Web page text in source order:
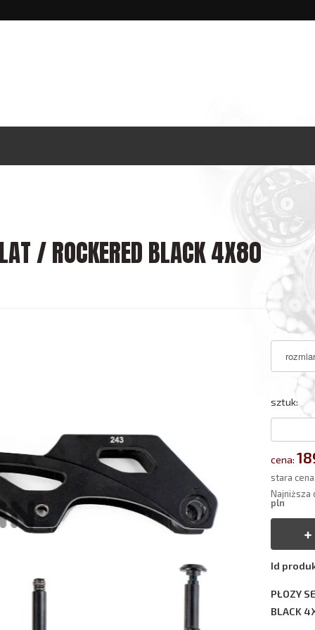
/ ROCKERED BLACK 4X80
sztuk:
cena:
stara
Najniższa
pln
Id
PŁOZY
BLACK